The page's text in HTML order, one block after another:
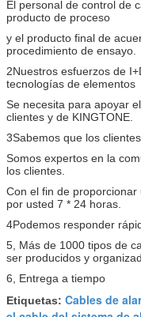
El personal de control de
producto de proceso
y el producto final de
procedimiento de ensayo.
2Nuestros esfuerzos de
tecnologías de elementos
Se necesita para apoyar
clientes y de KINGTONE.
3Sabemos que los
Somos expertos en la
los clientes.
Con el fin de
por usted 7 * 24 horas.
4Podemos responder
5, Más de 1000 tipos de
ser producidos y
6, Entrega a tiempo
Etiquetas: Cables de